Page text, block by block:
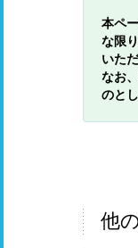
本ペ
な限
いた
なお
のと
他